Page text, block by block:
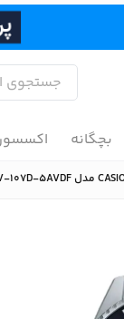
بچگانه